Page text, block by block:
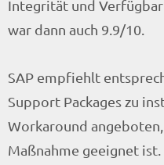
Integrität und
war dann auch 9.9/10.
SAP empfiehlt
Support Packages zu
Workaround
Maßnahme geeignet